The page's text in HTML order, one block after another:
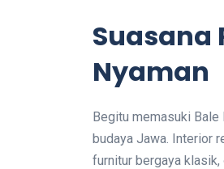
Suasana
Nyaman
Begitu memasuki Bale
budaya Jawa. Interior
furnitur bergaya klasik,